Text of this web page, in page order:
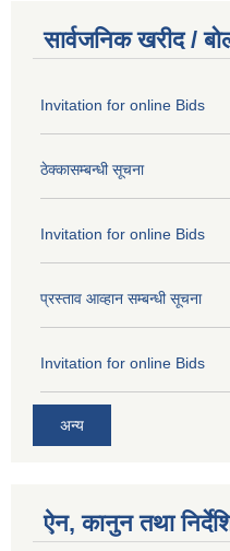
सार्वजनिक खरीद /
Invitation for online Bids
ठेक्कासम्बन्धी सूचना
Invitation for online Bids
प्रस्ताव आव्हान सम्बन्धी सूचना
Invitation for online Bids
अन्य
ऐन, कानुन तथा